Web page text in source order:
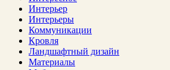
Интерьер
Интерьеры
Коммуникации
Кровля
Ландшафтный дизайн
Материалы